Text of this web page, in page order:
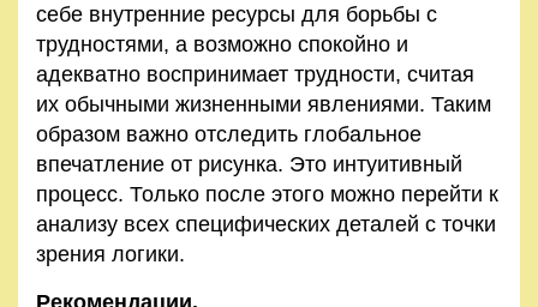
себе внутренние ресурсы для борьбы с
трудностями, а возможно спокойно и
адекватно воспринимает трудности, считая
их обычными жизненными явлениями. Таким
образом важно отследить глобальное
впечатление от рисунка. Это интуитивный
процесс. Только после этого можно перейти к
анализу всех специфических деталей с точки
зрения логики.
Рекомендации.